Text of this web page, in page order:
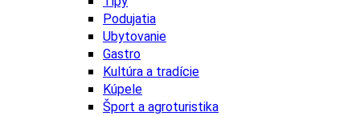
Podujatia
Ubytovanie
Gastro
Kultúra a tradície
Kúpele
Šport a agroturistika